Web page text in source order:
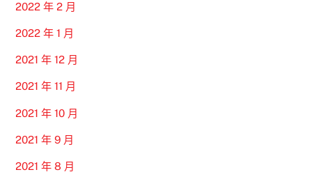
2022 年 2 月
2022 年 1 月
2021 年 12 月
2021 年 11 月
2021 年 10 月
2021 年 9 月
2021 年 8 月